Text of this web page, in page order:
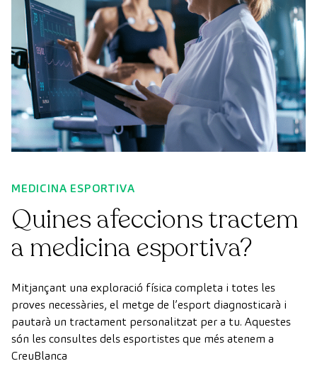
MEDICINA ESPORTIVA
Quines afeccions tractem
a medicina esportiva?
Mitjançant una exploració física completa i totes les
proves necessàries, el metge de l’esport diagnosticarà i
pautarà un tractament personalitzat per a tu. Aquestes
són les consultes dels esportistes que més atenem a
CreuBlanca